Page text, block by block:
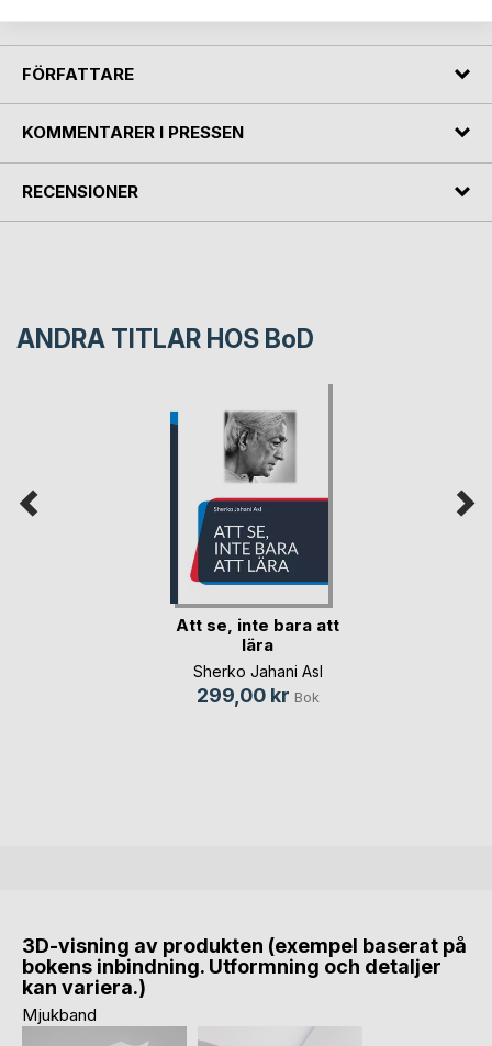
FÖRFATTARE
KOMMENTARER I PRESSEN
RECENSIONER
ANDRA TITLAR HOS BoD
Att se, inte bara att
lära
Sherko Jahani Asl
299,00 kr Bok
3D-visning av produkten (exempel baserat på
bokens inbindning. Utformning och detaljer
kan variera.)
Mjukband